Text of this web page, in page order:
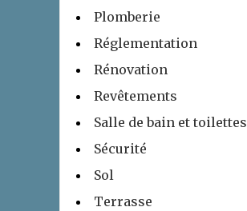
Plomberie
Réglementation
Rénovation
Revêtements
Salle de bain et toilettes
Sécurité
Sol
Terrasse